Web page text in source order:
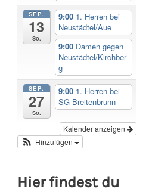
SEP.
13
So.
9:00 1. Herren bei
Neustädtel/Aue
9:00 Damen gegen
Neustädtel/Kirchber
g
SEP.
27
So.
9:00 1. Herren bei
SG Breitenbrunn
Kalender anzeigen
Hinzufügen
Hier findest du